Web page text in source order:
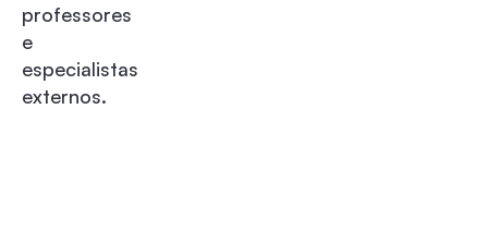
professores
e
especialistas
externos.